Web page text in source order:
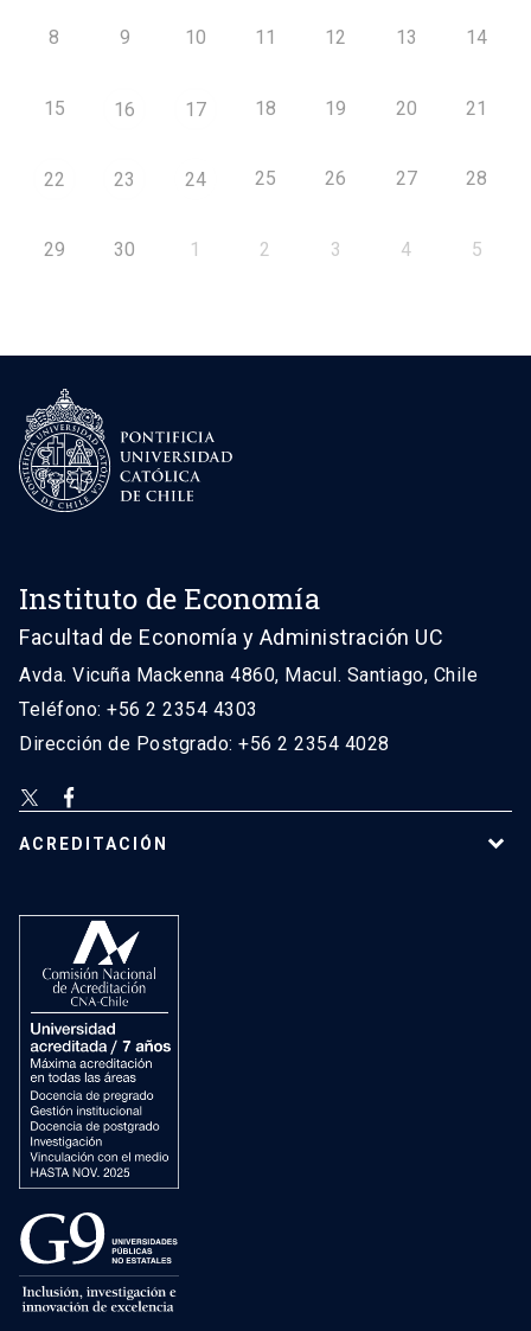
8 9 10 11 12 13 14
15 16 17 18 19 20 21
22 23 24 25 26 27 28
29 30 1 2 3 4 5
Instituto de Economía
Facultad de Economía y Administración UC
Avda. Vicuña Mackenna 4860, Macul. Santiago, Chile
Teléfono: +56 2 2354 4303
Dirección de Postgrado: +56 2 2354 4028
ACREDITACIÓN